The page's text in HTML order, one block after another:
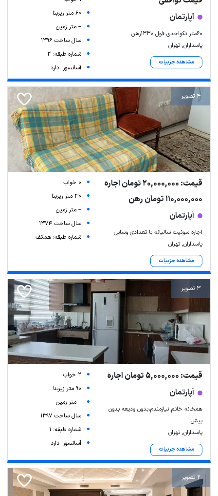
آپارتمان
60متر تکواحدی فول 1330رهن
پاسداران, تهران
مشاهده جزییات
60 متر زیربنا
-- متر زمین
سال ساخت 1396
شماره طبقه: 3
آسانسور: دارد
4 تصویر
قیمت: 20,000,000 تومان اجاره
110,000,000 تومان رهن
آپارتمان
اجاره سوئیت سالیانه با تعدادی وسایل
پاسداران, تهران
مشاهده جزییات
0 خواب
30 متر زیربنا
-- متر زمین
سال ساخت 1374
شماره طبقه: همکف
3 تصویر
قیمت: 5,000,000 تومان اجاره
آپارتمان
همخانه خانم نیازمندم،بدون ودیعه بدون
پیش
پاسداران, تهران
مشاهده جزییات
2 خواب
90 متر زیربنا
-- متر زمین
سال ساخت 1397
شماره طبقه: 1
آسانسور: دارد
2 تصویر